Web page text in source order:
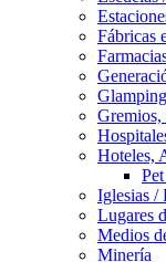
Fábricas
Glamping
Gremios,
Hoteles,
Iglesias /
Lugares
Medios
Minería